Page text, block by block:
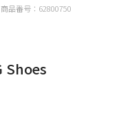
Shoes
商品番号： 62800750